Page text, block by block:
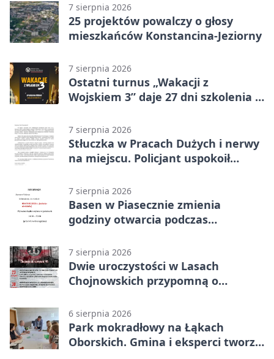
7 sierpnia 2026
25 projektów powalczy o głosy
mieszkańców Konstancina-Jeziorny
7 sierpnia 2026
Ostatni turnus „Wakacji z
Wojskiem 3” daje 27 dni szkolenia i
7 sierpnia 2026
Stłuczka w Pracach Dużych i nerwy
na miejscu. Policjant uspokoił
7 sierpnia 2026
Basen w Piasecznie zmienia
godziny otwarcia podczas
7 sierpnia 2026
Dwie uroczystości w Lasach
Chojnowskich przypomną o
6 sierpnia 2026
Park mokradłowy na Łąkach
Oborskich. Gmina i eksperci tworzą